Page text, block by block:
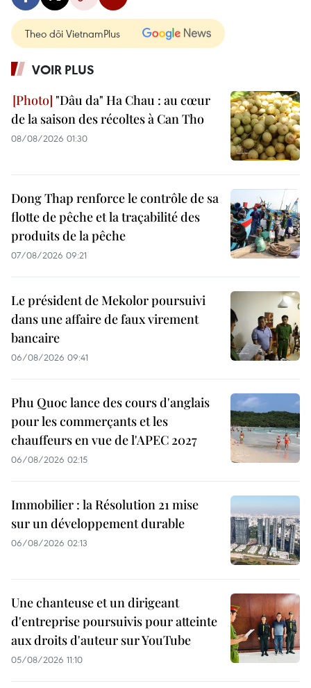
Theo dõi VietnamPlus
VOIR PLUS
"Dâu da" Ha Chau : au cœur
de la saison des récoltes à Can Tho
08/08/2026 01:30
Dong Thap renforce le contrôle de sa
flotte de pêche et la traçabilité des
produits de la pêche
07/08/2026 09:21
Le président de Mekolor poursuivi
dans une affaire de faux virement
bancaire
06/08/2026 09:41
Phu Quoc lance des cours d'anglais
pour les commerçants et les
chauffeurs en vue de l'APEC 2027
06/08/2026 02:15
Immobilier : la Résolution 21 mise
sur un développement durable
06/08/2026 02:13
Une chanteuse et un dirigeant
d'entreprise poursuivis pour atteinte
aux droits d'auteur sur YouTube
05/08/2026 11:10